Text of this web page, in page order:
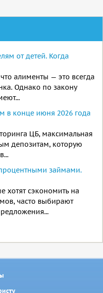
от детей. Когда
алименты — это всегда
Однако по закону
в конце июня 2026 года
ЦБ, максимальная
депозитам, которую
займами.
хотят сэкономить на
часто выбирают